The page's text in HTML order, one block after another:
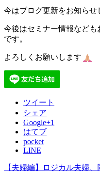
今はブログ更新をお知らせ
今後はセミナー情報なども
です。
よろしくお願いします
ツイート
シェア
Google+1
はてブ
pocket
LINE
【夫婦編】ロジカル夫婦